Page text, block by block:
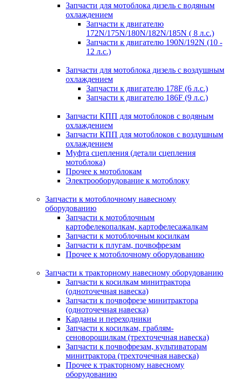
Запчасти для мотоблока дизель с водяным
охлаждением
Запчасти к двигателю
172N/175N/180N/182N/185N ( 8 л.с.)
Запчасти к двигателю 190N/192N (10 -
12 л.с.)
Запчасти для мотоблока дизель с воздушным
охлаждением
Запчасти к двигателю 178F (6 л.с.)
Запчасти к двигателю 186F (9 л.с.)
Запчасти КПП для мотоблоков с водяным
охлаждением
Запчасти КПП для мотоблоков с воздушным
охлаждением
Муфта сцепления (детали сцепления
мотоблока)
Прочее к мотоблокам
Электрооборудование к мотоблоку
Запчасти к мотоблочному навесному
оборудованию
Запчасти к мотоблочным
картофелекопалкам, картофелесажалкам
Запчасти к мотоблочным косилкам
Запчасти к плугам, почвофрезам
Прочее к мотоблочному оборудованию
Запчасти к тракторному навесному оборудованию
Запчасти к косилкам минитрактора
(одноточечная навеска)
Запчасти к почвофрезе минитрактора
(одноточечная навеска)
Карданы и переходники
Запчасти к косилкам, граблям-
сеноворошилкам (трехточечная навеска)
Запчасти к почвофрезам, культиваторам
минитрактора (трехточечная навеска)
Прочее к тракторному навесному
оборудованию